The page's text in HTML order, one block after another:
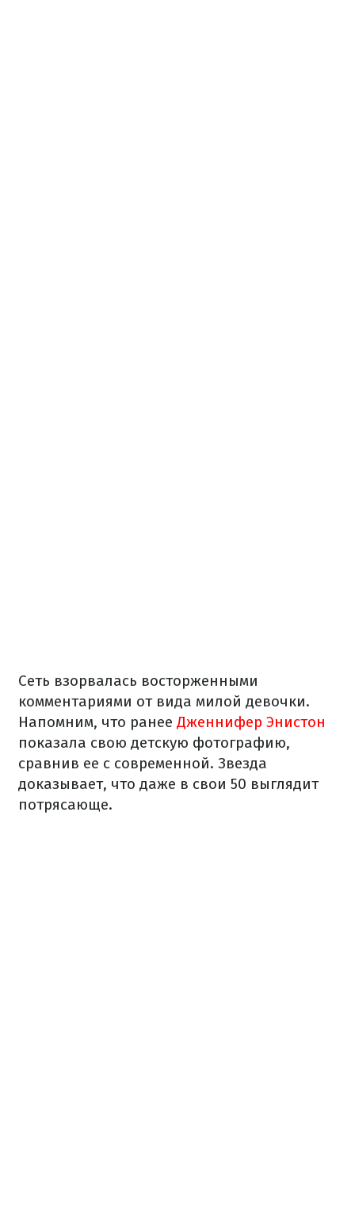
Сеть взорвалась восторженными
комментариями от вида милой девочки.
Напомним, что ранее Дженнифер Энистон
показала свою детскую фотографию,
сравнив ее с современной. Звезда
доказывает, что даже в свои 50 выглядит
потрясающе.